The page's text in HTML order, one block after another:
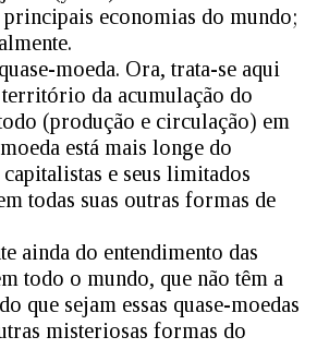
economias do mundo;
moeda. Ora, trata-se aqui
território da acumulação do
(produção e circulação) em
está mais longe do
e seus limitados
todas suas outras formas de
ainda do entendimento das
todo o mundo, que não têm a
que sejam essas quase-moedas
misteriosas formas do